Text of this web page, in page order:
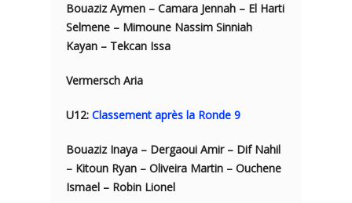
Bouaziz Aymen – Camara Jennah – El Harti
Selmene – Mimoune Nassim Sinniah
Kayan – Tekcan Issa
Vermersch Aria
U12: Classement après la Ronde 9
Bouaziz Inaya – Dergaoui Amir – Dif Nahil
– Kitoun Ryan – Oliveira Martin – Ouchene
Ismael – Robin Lionel